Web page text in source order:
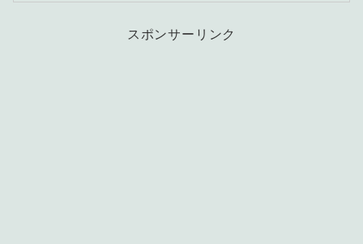
スポンサーリンク